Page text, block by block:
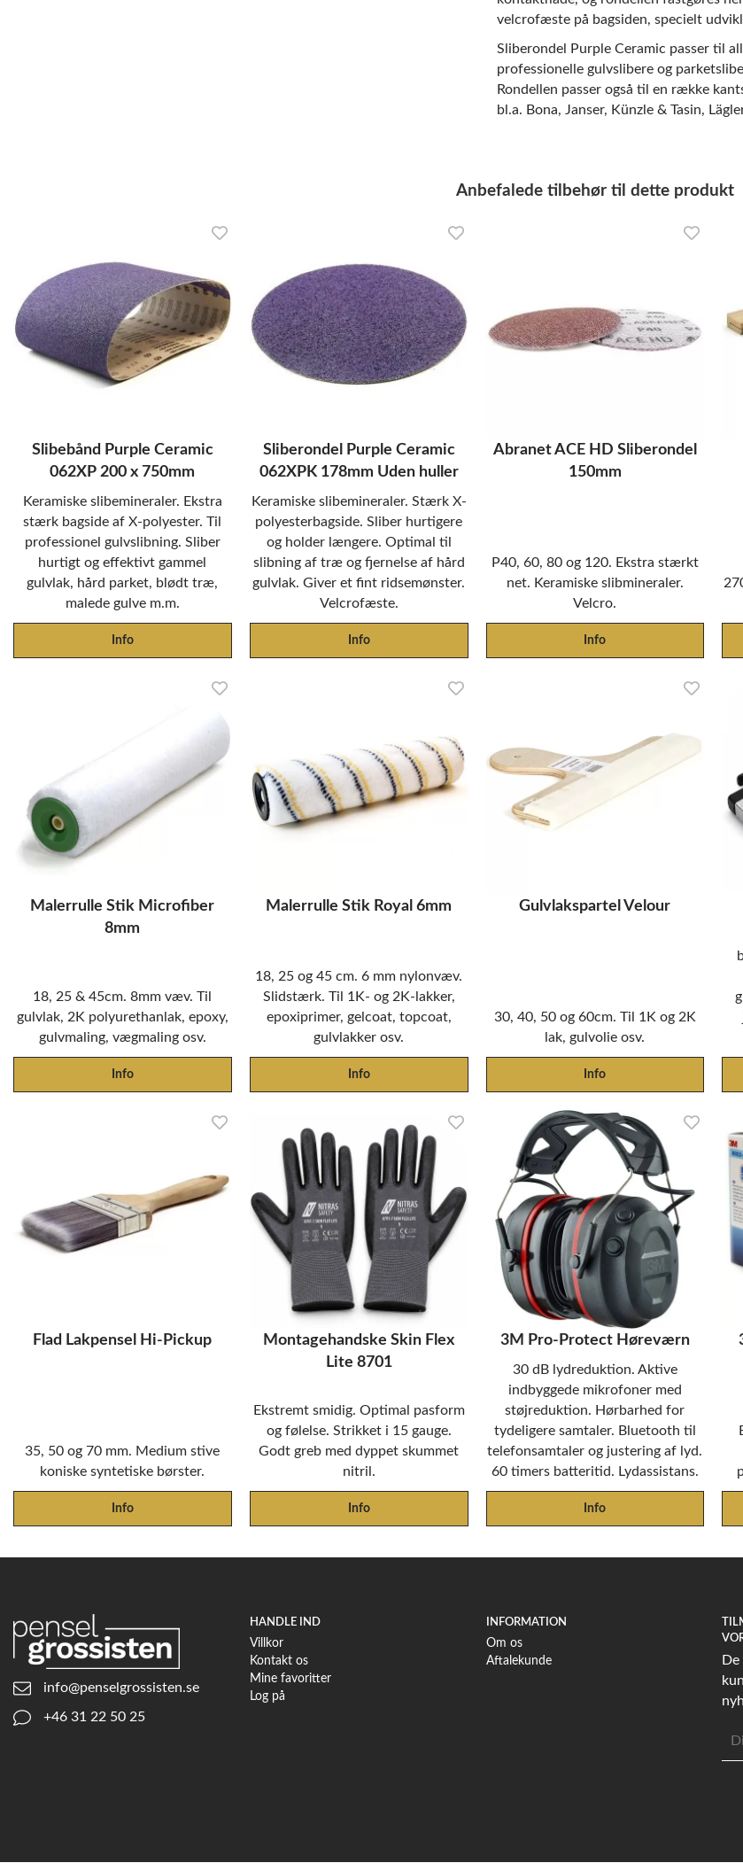
velcrofæste på bagsiden, specielt
Sliberondel Purple Ceramic passer til
professionelle gulvslibere og
Rondellen passer også til en række
bl.a. Bona, Janser, Künzle & Tasin,
Anbefalede tilbehør til dette produkt
Slibebånd Purple Ceramic
062XP 200 x 750mm
Keramiske slibemineraler. Ekstra
stærk bagside af X-polyester. Til
professionel gulvslibning. Sliber
hurtigt og effektivt gammel
gulvlak, hård parket, blødt træ,
malede gulve m.m.
Info
Sliberondel Purple Ceramic
062XPK 178mm Uden huller
Keramiske slibemineraler. Stærk X-
polyesterbagside. Sliber hurtigere
og holder længere. Optimal til
slibning af træ og fjernelse af hård
gulvlak. Giver et fint ridsemønster.
Velcrofæste.
Info
Abranet ACE HD Sliberondel
150mm
P40, 60, 80 og 120. Ekstra stærkt
net. Keramiske slibmineraler.
Velcro.
Info
Malerrulle Stik Microfiber
8mm
18, 25 & 45cm. 8mm væv. Til
gulvlak, 2K polyurethanlak, epoxy,
gulvmaling, vægmaling osv.
Info
Malerrulle Stik Royal 6mm
18, 25 og 45 cm. 6 mm nylonvæv.
Slidstærk. Til 1K- og 2K-lakker,
epoxiprimer, gelcoat, topcoat,
gulvlakker osv.
Info
Gulvlakspartel Velour
30, 40, 50 og 60cm. Til 1K og 2K
lak, gulvolie osv.
Info
Flad Lakpensel Hi-Pickup
35, 50 og 70 mm. Medium stive
koniske syntetiske børster.
Info
Montagehandske Skin Flex
Lite 8701
Ekstremt smidig. Optimal pasform
og følelse. Strikket i 15 gauge.
Godt greb med dyppet skummet
nitril.
Info
3M Pro-Protect Høreværn
30 dB lydreduktion. Aktive
indbyggede mikrofoner med
støjreduktion. Hørbarhed for
tydeligere samtaler. Bluetooth til
telefonsamtaler og justering af lyd.
60 timers batteritid. Lydassistans.
Info
info@penselgrossisten.se
+46 31 22 50 25
HANDLE IND
Villkor
Kontakt os
Mine favoritter
Log på
INFORMATION
Om os
Aftalekunde